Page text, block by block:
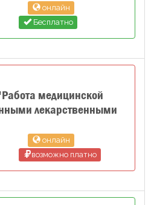
онлайн
Бесплатно
медицинской
лекарственными
онлайн
возможно платно